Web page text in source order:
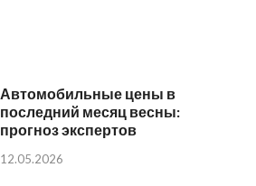
Автомобильные цены в
последний месяц весны:
прогноз экспертов
12.05.2026